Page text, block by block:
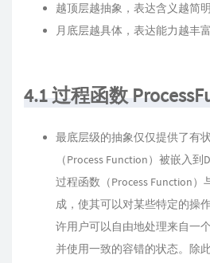
越顶层越抽象，表达含义越简
月底层越具体，表达能力越丰
4.1 过程函数
最底层级的抽象仅仅提供了有
（Process Function）被嵌入
过程函数（Process Function）
成，使其可以对某些特定的操
许用户可以自由地处理来自一
并使用一致的容错的状态。除